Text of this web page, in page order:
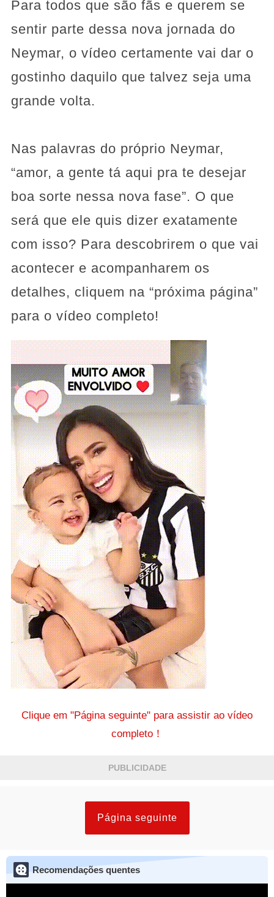
Para todos que são fãs e querem se
sentir parte dessa nova jornada do
Neymar, o vídeo certamente vai dar o
gostinho daquilo que talvez seja uma
grande volta.
Nas palavras do próprio Neymar,
“amor, a gente tá aqui pra te desejar
boa sorte nessa nova fase”. O que
será que ele quis dizer exatamente
com isso? Para descobrirem o que vai
acontecer e acompanharem os
detalhes, cliquem na “próxima página”
para o vídeo completo!
Clique em "Página seguinte" para assistir ao vídeo
completo！
PUBLICIDADE
Página seguinte
Recomendações quentes